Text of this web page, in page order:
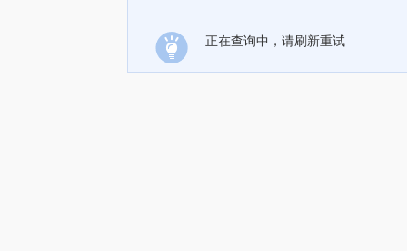
正在查询中，请刷新重试